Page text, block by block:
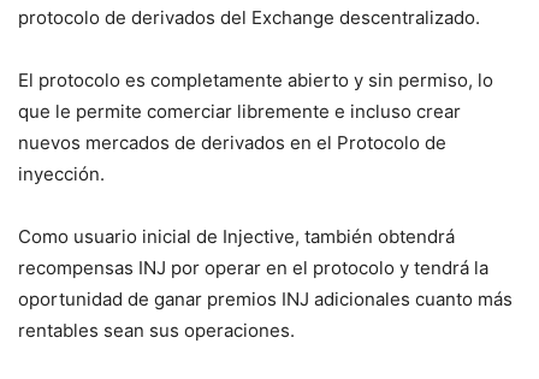
protocolo de derivados del Exchange descentralizado.
El protocolo es completamente abierto y sin permiso, lo
que le permite comerciar libremente e incluso crear
nuevos mercados de derivados en el Protocolo de
inyección.
Como usuario inicial de Injective, también obtendrá
recompensas INJ por operar en el protocolo y tendrá la
oportunidad de ganar premios INJ adicionales cuanto más
rentables sean sus operaciones.